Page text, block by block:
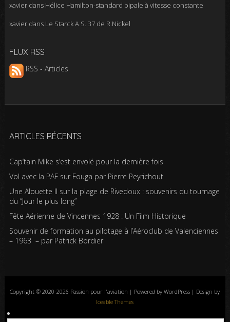
xavierdans Hélice Hamilton-standard bipale à vitesse constante
xavierdans Le Starck A.S. 37 de R.Nickel
FLUX RSS
RSS - Articles
ARTICLES RÉCENTS
Cap’tain Mike s’est envolé pour la dernière fois
Vol avec la PAF sur Fouga par Pierre Peyrichout
Une Alouette II sur la plage de Rivedoux : souvenirs du tournage
du “Jour le plus long”
Fête Aérienne de Vincennes 1928 : Un Film Historique
Souvenir de formation au pilotage à l’Aéroclub de Valenciennes
– 1963 – par Patrick Bordier
Copyright © 2020-2026 Passion pour l'aviation | Powered by WordPress | Design by
Iceable Themes